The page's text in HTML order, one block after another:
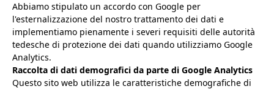
Abbiamo stipulato un accordo con Google per
l'esternalizzazione del nostro trattamento dei dati e
implementiamo pienamente i severi requisiti delle autorità
tedesche di protezione dei dati quando utilizziamo Google
Analytics.
Raccolta di dati demografici da parte di Google Analytics
Questo sito web utilizza le caratteristiche demografiche di